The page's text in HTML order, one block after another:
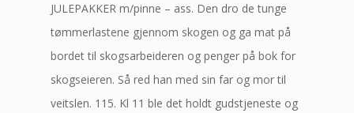
JULEPAKKER m/pinne – ass. Den dro de tunge
tømmerlastene gjennom skogen og ga mat på
bordet til skogsarbeideren og penger på bok for
skogseieren. Så red han med sin far og mor til
veitslen. 115. Kl 11 ble det holdt gudstjeneste og